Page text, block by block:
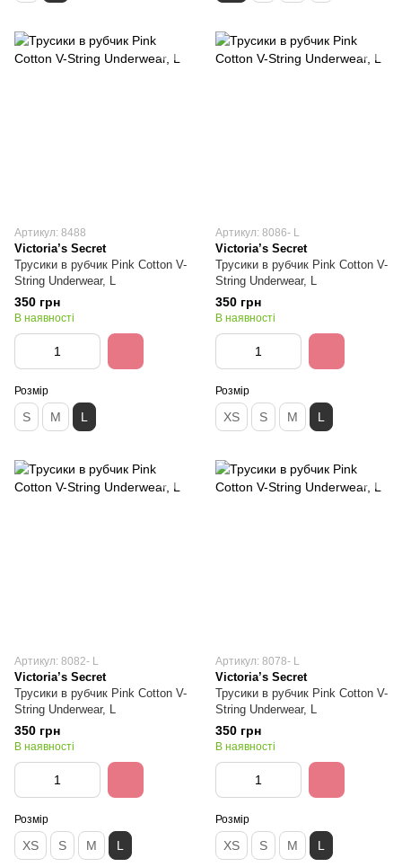
Артикул: 8488
Victoria’s Secret
Трусики в рубчик Pink Cotton V-
String Underwear, L
350 грн
В наявності
Розмір
S M L
Артикул: 8086- L
Victoria’s Secret
Трусики в рубчик Pink Cotton V-
String Underwear, L
350 грн
В наявності
Розмір
XS S M L
Артикул: 8082- L
Victoria’s Secret
Трусики в рубчик Pink Cotton V-
String Underwear, L
350 грн
В наявності
Розмір
XS S M L
Артикул: 8078- L
Victoria’s Secret
Трусики в рубчик Pink Cotton V-
String Underwear, L
350 грн
В наявності
Розмір
XS S M L